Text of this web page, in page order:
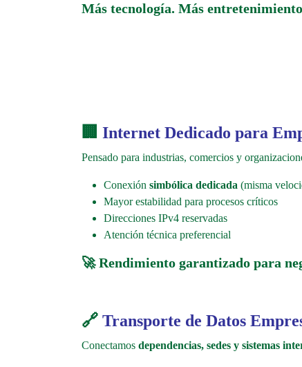
Más tecnología. Más
🏢 Internet Dedicado para
Pensado para industrias, comercios y
Conexión simbólica dedicada (misma
Mayor estabilidad para procesos críticos
Direcciones IPv4 reservadas
Atención técnica preferencial
🚀Rendimiento garantizado para
🔗 Transporte de Datos
Conectamos dependencias, sedes y sistemas